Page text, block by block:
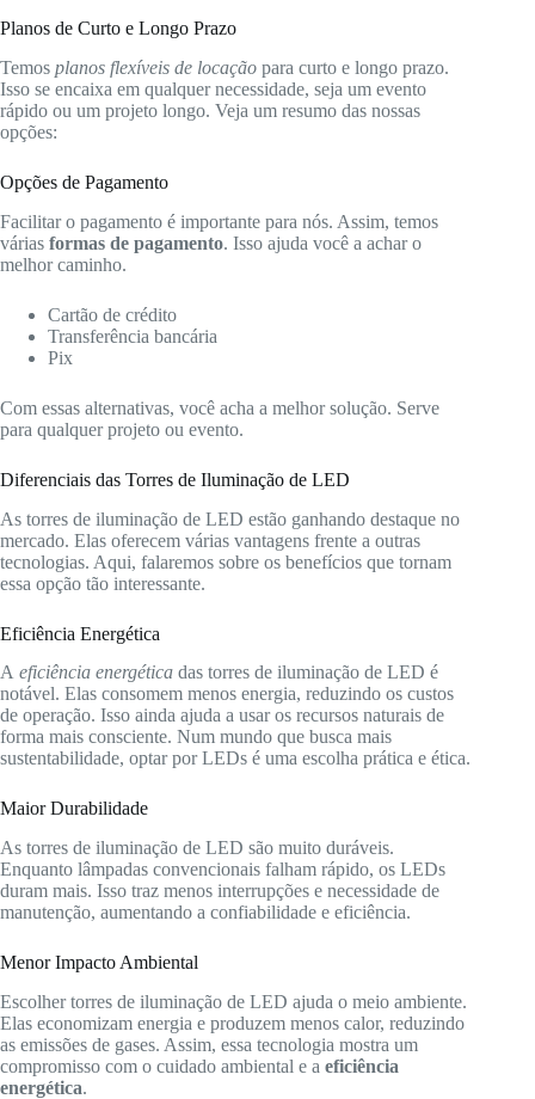
Planos de Curto e Longo Prazo
Temos planos flexíveis de locação para curto e longo prazo.
Isso se encaixa em qualquer necessidade, seja um evento
rápido ou um projeto longo. Veja um resumo das nossas
opções:
Opções de Pagamento
Facilitar o pagamento é importante para nós. Assim, temos
várias formas de pagamento. Isso ajuda você a achar o
melhor caminho.
Cartão de crédito
Transferência bancária
Pix
Com essas alternativas, você acha a melhor solução. Serve
para qualquer projeto ou evento.
Diferenciais das Torres de Iluminação de LED
As torres de iluminação de LED estão ganhando destaque no
mercado. Elas oferecem várias vantagens frente a outras
tecnologias. Aqui, falaremos sobre os benefícios que tornam
essa opção tão interessante.
Eficiência Energética
A eficiência energética das torres de iluminação de LED é
notável. Elas consomem menos energia, reduzindo os custos
de operação. Isso ainda ajuda a usar os recursos naturais de
forma mais consciente. Num mundo que busca mais
sustentabilidade, optar por LEDs é uma escolha prática e ética.
Maior Durabilidade
As torres de iluminação de LED são muito duráveis.
Enquanto lâmpadas convencionais falham rápido, os LEDs
duram mais. Isso traz menos interrupções e necessidade de
manutenção, aumentando a confiabilidade e eficiência.
Menor Impacto Ambiental
Escolher torres de iluminação de LED ajuda o meio ambiente.
Elas economizam energia e produzem menos calor, reduzindo
as emissões de gases. Assim, essa tecnologia mostra um
compromisso com o cuidado ambiental e a eficiência
energética.